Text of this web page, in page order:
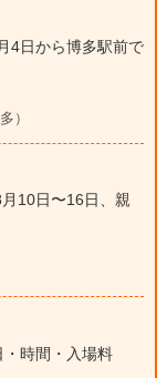
4日から博多駅前で
）
10日〜16日、親
時間・入場料